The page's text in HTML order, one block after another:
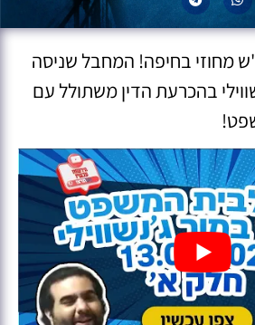
מחוזי בחיפה! המחבל שניסה
בהכרעת הדין משתולל עם